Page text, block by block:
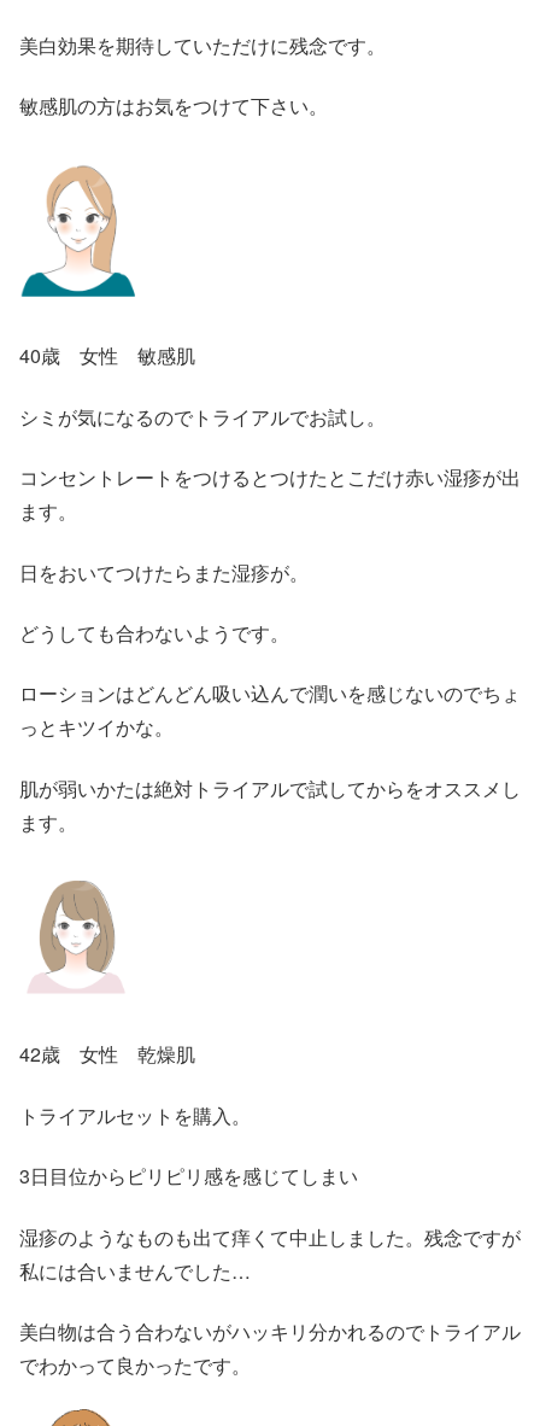
美白効果を期待していただけに残念です。
敏感肌の方はお気をつけて下さい。
40歳 女性 敏感肌
シミが気になるのでトライアルでお試し。
コンセントレートをつけるとつけたとこだけ赤い湿疹が出
ます。
日をおいてつけたらまた湿疹が。
どうしても合わないようです。
ローションはどんどん吸い込んで潤いを感じないのでちょ
っとキツイかな。
肌が弱いかたは絶対トライアルで試してからをオススメし
ます。
42歳 女性 乾燥肌
トライアルセットを購入。
3日目位からピリピリ感を感じてしまい
湿疹のようなものも出て痒くて中止しました。残念ですが
私には合いませんでした…
美白物は合う合わないがハッキリ分かれるのでトライアル
でわかって良かったです。